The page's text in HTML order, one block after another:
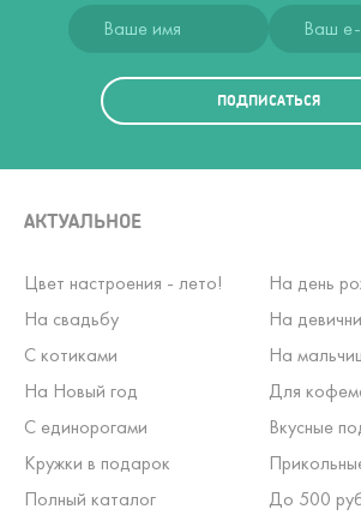
ПОДПИСАТЬСЯ
АКТУАЛЬНОЕ
Цвет настроения - лето!
На день
На свадьбу
На
С котиками
На
На Новый год
Для
С единорогами
Вкусные
Кружки в подарок
Полный каталог
До 500